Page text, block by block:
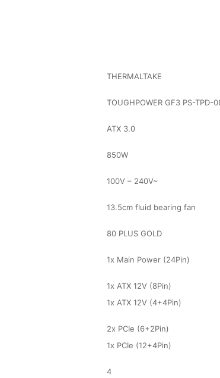
THERMALTAKE
TOUGHPOWER GF3 PS-TPD-
ATX 3.0
850W
100V – 240V~
13.5cm fluid bearing fan
80 PLUS GOLD
1x Main Power (24Pin)
1x ATX 12V (8Pin)
1x ATX 12V (4+4Pin)
2x PCIe (6+2Pin)
1x PCIe (12+4Pin)
4